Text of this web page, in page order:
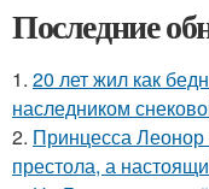
Последние
1. 20 лет жил как
наследником
2. Принцесса Леонор
престола, а